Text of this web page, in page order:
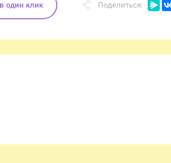
один клик Поделиться: